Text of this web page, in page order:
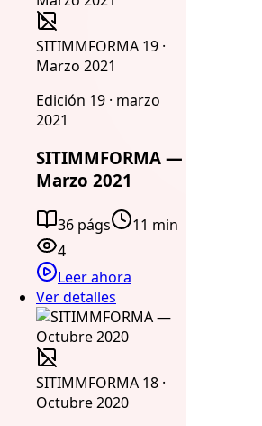
SITIMMFORMA 19 ·
Marzo 2021
Edición 19 · marzo
2021
SITIMMFORMA —
Marzo 2021
36 págs
11 min
4
Leer ahora
Ver detalles
SITIMMFORMA 18 ·
Octubre 2020